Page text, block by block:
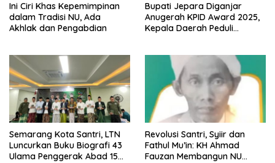
Ini Ciri Khas Kepemimpinan
dalam Tradisi NU, Ada
Akhlak dan Pengabdian
Bupati Jepara Diganjar
Anugerah KPID Award 2025,
Kepala Daerah Peduli
Semarang Kota Santri, LTN
Luncurkan Buku Biografi 43
Ulama Penggerak Abad 15
Revolusi Santri, Syiir dan
Fathul Mu’in: KH Ahmad
Fauzan Membangun NU